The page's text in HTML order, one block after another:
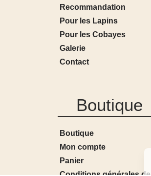
Recommandation
Pour les Lapins
Pour les Cobayes
Galerie
Contact
Boutique
Boutique
Mon compte
Panier